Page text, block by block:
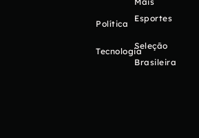
Política
Tecnologia
Esportes
Seleção
Brasileira